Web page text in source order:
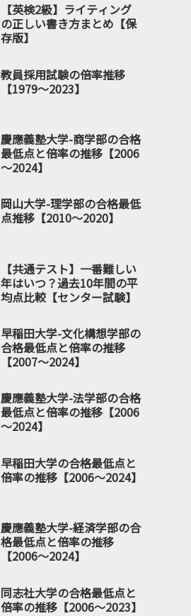
【英検2級】ライティング
の正しい書き方まとめ【保
存版】
教員採用試験の倍率推移
【1979～2023】
慶應義塾大学-商学部の合格
最低点と倍率の推移【2006
～2024】
岡山大学-理学部の合格最低
点推移【2010～2020】
【共通テスト】一番難しい
年はいつ？過去10年間の平
均点比較【センター試験】
早稲田大学-文化構想学部の
合格最低点と倍率の推移
【2007～2024】
慶應義塾大学-法学部の合格
最低点と倍率の推移【2006
～2024】
早稲田大学の合格最低点と
倍率の推移【2006～2024】
慶應義塾大学-経済学部の合
格最低点と倍率の推移
【2006～2024】
同志社大学の合格最低点と
倍率の推移【2006～2023】